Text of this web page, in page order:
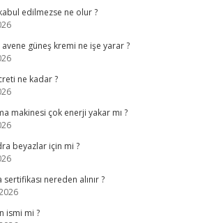
edilmezse ne olur ?
güneş kremi ne işe yarar ?
ne kadar ?
makinesi çok enerji yakar mı ?
beyazlar için mi ?
sertifikası nereden alınır ?
ismi mi ?